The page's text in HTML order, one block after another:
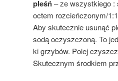
pleśń– ze wszystkiego
octem rozcieńczonym/
Aby sku­tecz­nie usu­nąć
sodą oczysz­czo­ną. To
ki grzy­bów. Polej
Skutecznym środkiem